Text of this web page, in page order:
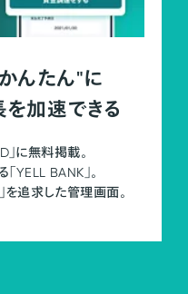
んたん"に
加速できる
」に無料掲載。
YELL BANK」。
を追求した管理画面。